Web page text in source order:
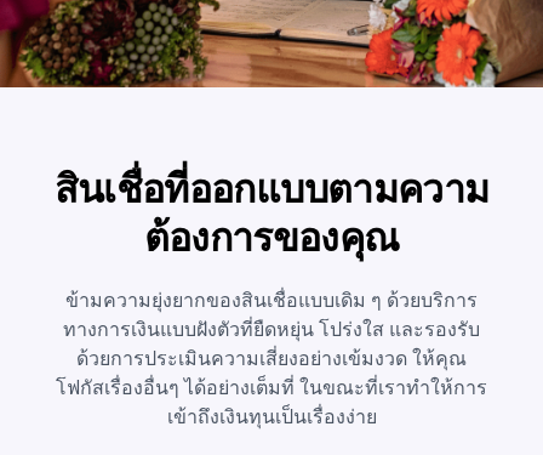
สินเชื่อที่ออกแบบตามความ
ต้องการของคุณ
ข้ามความยุ่งยากของสินเชื่อแบบเดิม ๆ ด้วยบริการ
ทางการเงินแบบฝังตัวที่ยืดหยุ่น โปร่งใส และรองรับ
ด้วยการประเมินความเสี่ยงอย่างเข้มงวด ให้คุณ
โฟกัสเรื่องอื่นๆ ได้อย่างเต็มที่ ในขณะที่เราทำให้การ
เข้าถึงเงินทุนเป็นเรื่องง่าย